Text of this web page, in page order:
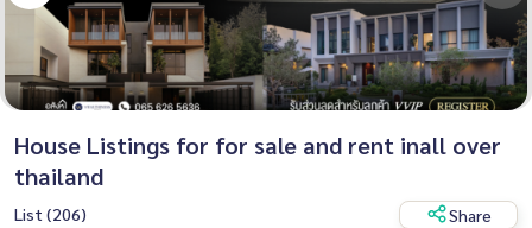
House Listings for for sale and rent inall over
thailand
List (206) Share